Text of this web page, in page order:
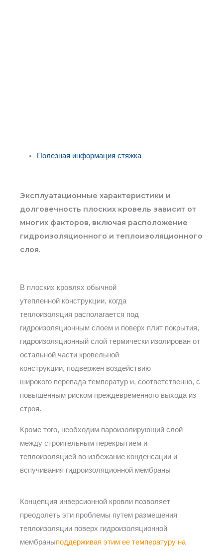
Полезная информация стяжка
Эксплуатационные характеристики и
долговечность плоских кровель зависит от
многих факторов, включая расположение
гидроизоляционного и теплоизоляционного
слоя.
В плоских кровлях обычной
утепленной конструкции, когда
теплоизоляция располагается под
гидроизоляционным слоем и поверх плит покрытия,
гидроизоляционный слой термически изолирован от
остальной части кровельной
конструкции, подвержен воздействию
широкого перепада температур и, соответственно, с
повышенным риском преждевременного выхода из
строя.
Кроме того, необходим пароизолирующий слой
между строительным перекрытием и
теплоизоляцией во избежание конденсации и
вспучивания гидроизоляционной мембраны
Концепция инверсионной кровли позволяет
преодолеть эти проблемы путем размещения
теплоизоляции поверх гидроизоляционной
мембраныподдерживая этим ее температуру на